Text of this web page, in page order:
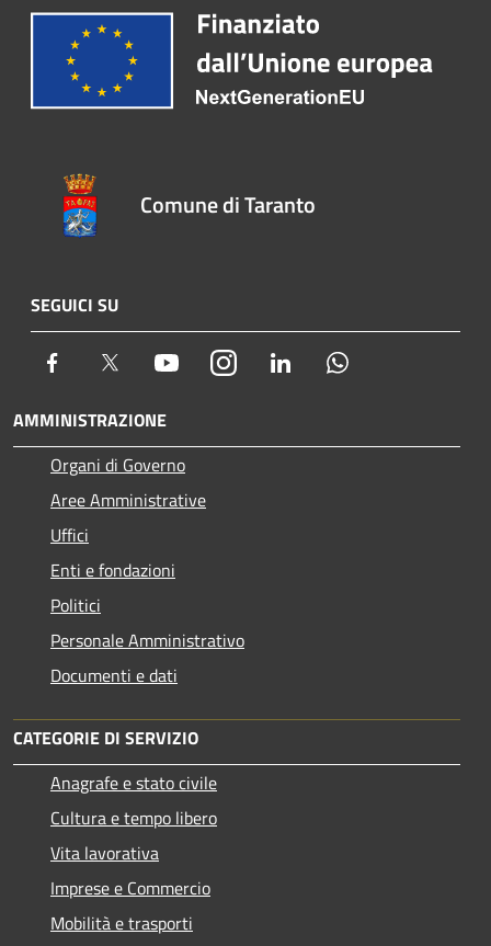
Comune di Taranto
SEGUICI SU
Facebook Twitter YoutubeInstagram LinkedIn
AMMINISTRAZIONE
Organi di Governo
Aree Amministrative
Uffici
Enti e fondazioni
Politici
Personale Amministrativo
Documenti e dati
CATEGORIE DI SERVIZIO
Anagrafe e stato civile
Cultura e tempo libero
Vita lavorativa
Imprese e Commercio
Mobilità e trasporti